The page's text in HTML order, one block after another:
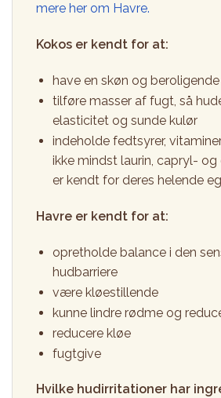
mere her om Havre.
Kokos er kendt for at:
have en skøn og
tilføre masser af fugt, så
elasticitet og sunde kulør
indeholde fedtsyrer,
ikke mindst laurin, capryl- og
er kendt for deres helende
Havre er kendt for at:
opretholde balance i den
hudbarriere
være kløestillende
kunne lindre rødme og
reducere kløe
fugtgive
Hvilke hudirritationer har